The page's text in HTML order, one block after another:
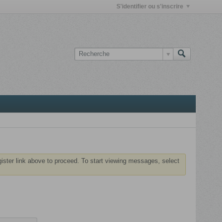
S'identifier ou s'inscrire
link above to proceed. To start viewing messages, select